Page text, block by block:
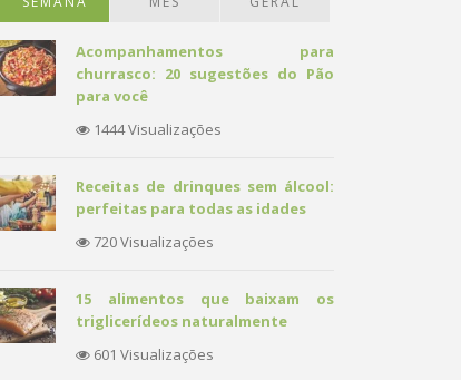
Acompanhamentos para
churrasco: 20 sugestões do Pão
para você
1444 Visualizações
Receitas de drinques sem álcool:
perfeitas para todas as idades
720 Visualizações
15 alimentos que baixam os
triglicerídeos naturalmente
601 Visualizações